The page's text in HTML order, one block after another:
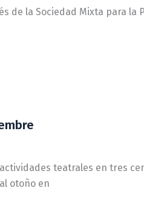
de la Sociedad Mixta para la
teatrales en tres
otoño en